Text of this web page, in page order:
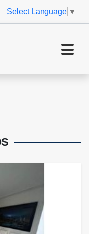
Select Language ▼